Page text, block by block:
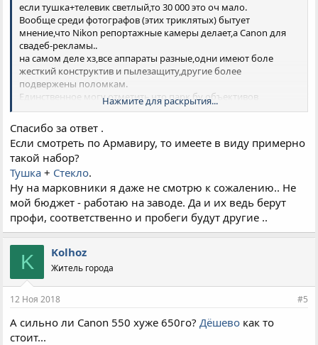
если тушка+телевик светлый,то 30 000 это оч мало.
Вообще среди фотографов (этих триклятых) бытует
мнение,что Nikon репортажные камеры делает,а Canon для
свадеб-рекламы..
на самом деле хз,все аппараты разные,одни имеют боле
жесткий конструктив и пылезащиту,другие более
подвержены поломкам.
Единственное могу отметить,что парк бу объективов
дешевле и насыщеннее у Canon.
И вот тут вылазит вопрос: какого уровня работа нужна в
итоге?
Если более-менее профи,то надо брать ФФ.
Если бытовуха,то конечно кроп тушка.
Среди кропов серия 650-750 (
Крепкие,надежные.Ценник примерно 11000-15000 за тушку
650(я бы больше не давал)
Но светосильные зумы для них под кроп никогда не
делались.
Canon EF-S 55-250mm f/4-5.6 IS STM
Ценник средний 5000р
более менее хорошее стекло,но довольно темное и на
максимальном приближении появляется виньетка.
ценник на бу комплект такого 650+55-250 от 22000 до 25000.
лучшим из этой серии для спорта и объективно с
лучшей картинкой для зума в этих расстояниях я
Нажмите для раскрытия...
Спасибо за ответ .
Если смотреть по Армавиру, то имеете в виду примерно
такой набор?
Тушка + Стекло.
Ну на марковники я даже не смотрю к сожалению.. Не
мой бюджет - работаю на заводе. Да и их ведь берут
профи, соответственно и пробеги будут другие ..
K Kolhoz
Житель города
12 Ноя 2018 #5
А сильно ли Canon 550 хуже 650го? Дёшево как то
стоит...